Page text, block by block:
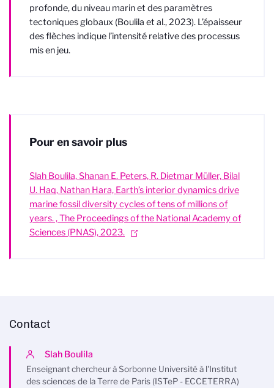
profonde, du niveau marin et des paramètres
tectoniques globaux (Boulila et al., 2023). L’épaisseur
des flèches indique l’intensité relative des processus
mis en jeu.
Pour en savoir plus
Slah Boulila, Shanan E. Peters, R. Dietmar Müller, Bilal
U. Haq, Nathan Hara, Earth’s interior dynamics drive
marine fossil diversity cycles of tens of millions of
years. , The Proceedings of the National Academy of
Sciences (PNAS), 2023.
Contact
Slah Boulila
Enseignant chercheur à Sorbonne Université à l'Institut
des sciences de la Terre de Paris (ISTeP - ECCETERRA)